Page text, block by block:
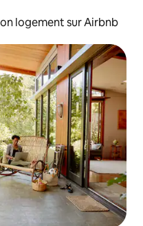
logement sur Airbnb